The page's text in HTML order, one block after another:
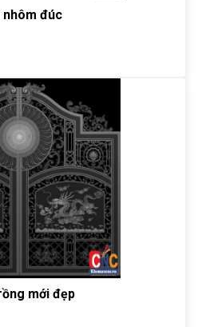
nhôm đúc
mới đẹp